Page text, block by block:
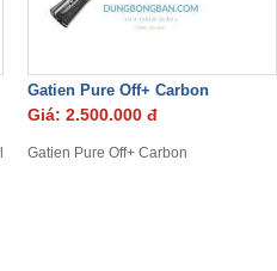
Gatien Pure Off+ Carbon
Giá: 2.500.000 đ
Gatien Pure Off+ Carbon